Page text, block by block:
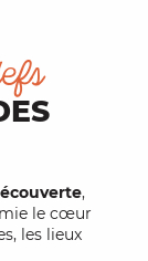
,
le cœur
les lieux